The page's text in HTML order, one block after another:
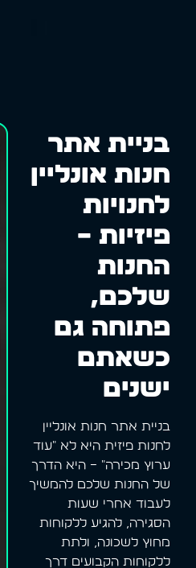
בניית אתר
חנות אונליין
לחנויות
פיזיות –
החנות
שלכם,
פתוחה גם
כשאתם
ישנים
בניית אתר חנות אונליין
לחנות פיזית היא לא "עוד
ערוץ מכירה" – היא הדרך
של החנות שלכם להמשיך
לעבוד אחרי שעות
הסגירה, להגיע ללקוחות
מחוץ לשכונה, ולתת
ללקוחות הקבועים דרך